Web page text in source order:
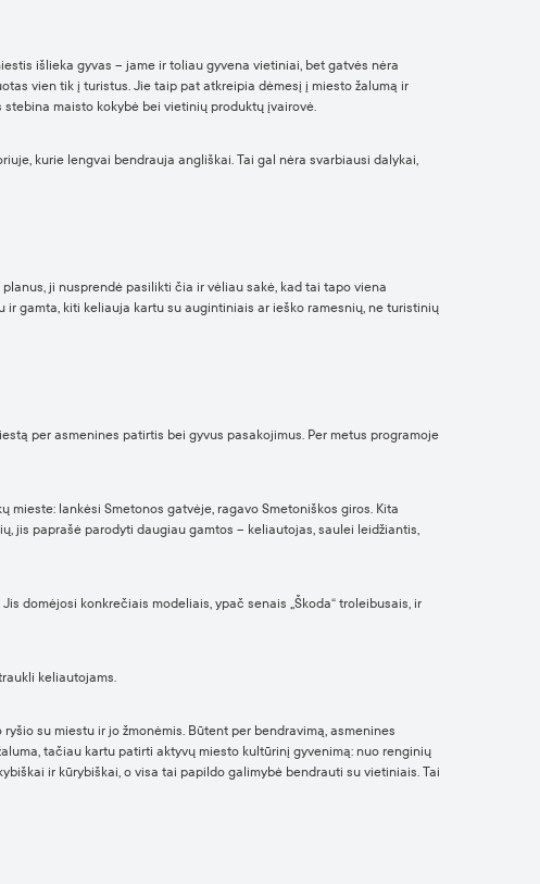
išlieka gyvas – jame ir toliau gyvena vietiniai, bet gatvės nėra
vien tik į turistus. Jie taip pat atkreipia dėmesį į miesto žalumą ir
maisto kokybė bei vietinių produktų įvairovė.
kurie lengvai bendrauja angliškai. Tai gal nėra svarbiausi dalykai,
ji nusprendė pasilikti čia ir vėliau sakė, kad tai tapo viena
gamta, kiti keliauja kartu su augintiniais ar ieško ramesnių, ne turistinių
per asmenines patirtis bei gyvus pasakojimus. Per metus programoje
lankėsi Smetonos gatvėje, ragavo Smetoniškos giros. Kita
jis paprašė parodyti daugiau gamtos – keliautojas, saulei leidžiantis,
domėjosi konkrečiais modeliais, ypač senais „Škoda“ troleibusais, ir
keliautojams.
su miestu ir jo žmonėmis. Būtent per bendravimą, asmenines
tačiau kartu patirti aktyvų miesto kultūrinį gyvenimą: nuo renginių
ir kūrybiškai, o visa tai papildo galimybė bendrauti su vietiniais. Tai